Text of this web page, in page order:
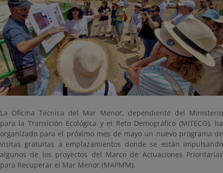
La Oficina Técnica del Mar Menor, dependiente del Ministerio
para la Transición Ecológica y el Reto Demográfico (MITECO), ha
organizado para el próximo mes de mayo un nuevo programa de
visitas gratuitas a emplazamientos donde se están impulsando
algunos de los proyectos del Marco de Actuaciones Prioritarias
para Recuperar el Mar Menor (MAPMM).